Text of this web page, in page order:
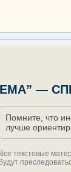
—
Помните, что
лучше
Все текстовые